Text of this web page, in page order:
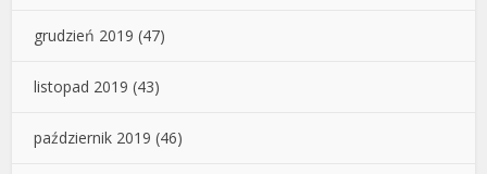
grudzień 2019 (47)
listopad 2019 (43)
październik 2019 (46)